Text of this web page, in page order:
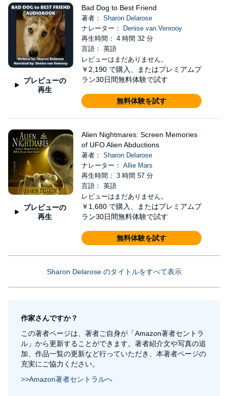
プレビューの
再生
Bad Dog to Best Friend
著者： Sharon Delarose
ナレーター：
Denise van Venrooy
再生時間： 4 時間 32 分
言語： 英語
レビューはまだありません。
￥2,190 で購入、またはプレミアムプ
ラン30日間無料体験で試す
無料体験を試す
プレビューの
再生
Alien Nightmares: Screen Memories
of UFO Alien Abductions
著者： Sharon Delarose
ナレーター： Allie Mars
再生時間： 3 時間 57 分
言語： 英語
レビューはまだありません。
￥1,680 で購入、またはプレミアムプ
ラン30日間無料体験で試す
無料体験を試す
Sharon Delarose のタイトルをすべて表示
作家さんですか？
この著者ページは、著者ご自身が「Amazon著者セントラ
ル」から更新することができます。著者紹介文や写真の追
加、作品一覧の更新など行っていただき、本著者ページの
充実にご協力ください。
>>Amazon著者セントラルへ